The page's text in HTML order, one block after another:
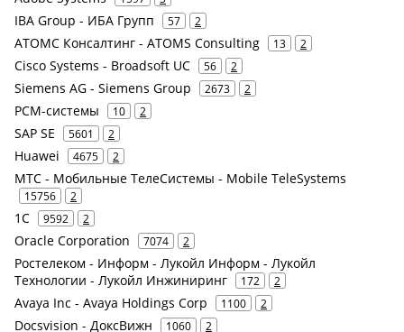
IBA Group - ИБА Групп 57 2
АТОМС Консалтинг - ATOMS Consulting 13 2
Cisco Systems - Broadsoft UC 56 2
Siemens AG - Siemens Group 2673 2
РСМ-системы 10 2
SAP SE 5601 2
Huawei 4675 2
МТС - Мобильные ТелеСистемы - Mobile TeleSystems
15756 2
1С 9592 2
Oracle Corporation 7074 2
Ростелеком - Информ - Лукойл Информ - Лукойл
Технологии - Лукойл Инжиниринг
172 2
Avaya Inc - Avaya Holdings Corp 1100 2
Docsvision - ДоксВижн 1060 2